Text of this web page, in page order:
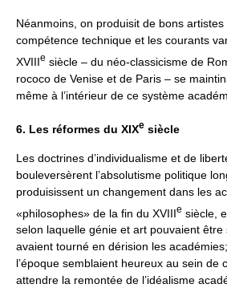
Néanmoins, on produisit de bons artistes
compétence technique et les courants
XVIIIe siècle – du néo-classicisme de
rococo de Venise et de Paris – se
même à l’intérieur de ce système
6. Les réformes du XIXe siècle
Les doctrines d’individualisme et de
bouleversèrent l’absolutisme politique
produisissent un changement dans les
«philosophes» de la fin du XVIIIe siècle,
selon laquelle génie et art pouvaient être
avaient tourné en dérision les
l’époque semblaient heureux au sein de
attendre la remontée de l’idéalisme